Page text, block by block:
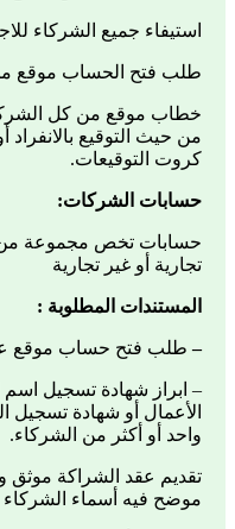
استيفاء جميع الشركاء
طلب فتح الحساب موقع
خطاب موقع من كل
من حيث التوقيع
كروت التوقيعات.
حسابات الشركات:
حسابات تخص مجموعة من
تجارية أو غير تجارية
المستندات المطلوبة :
–طلب فتح حساب موقع
– ابراز شهادة تسجيل
الأعمال أو شهادة تسجيل
واحد أو أكثر من الشركاء.
تقديم عقد الشراكة موثق
موضح فيه أسماء الشركاء